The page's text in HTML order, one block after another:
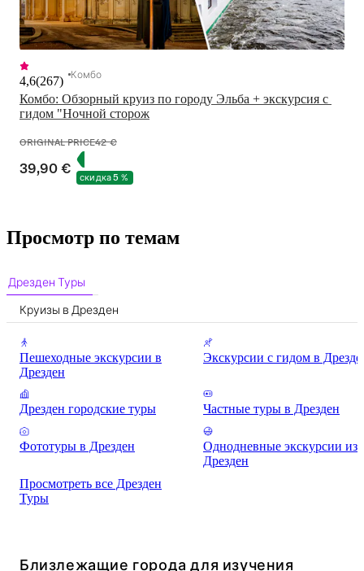
Комбо: Обзорный круиз по городу Эльба + экскурсия с
гидом "Ночной сторож
4,6(267) Комбо
ORIGINAL PRICE42 €
39,90 € скидка 5 %
Просмотр по темам
Дрезден Туры
Круизы в Дрезден
Пешеходные экскурсии в
Дрезден
Экскурсии с гидом в
Дрезден городские туры Частные туры в Дрезден
Фототуры в Дрезден
Однодневные экскурсии из
Дрезден
Просмотреть все Дрезден
Туры
Близлежащие города для изучения